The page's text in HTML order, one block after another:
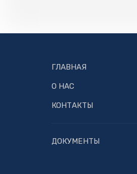
ГЛАВНАЯ
О НАС
КОНТАКТЫ
ДОКУМЕНТЫ